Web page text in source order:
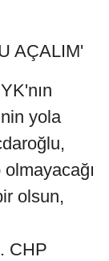
AÇALIM'
yola
olsun,
CHP